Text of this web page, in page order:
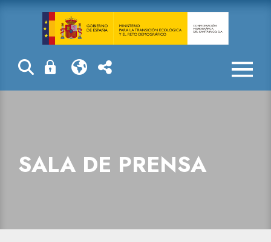
Sala de prensa
SALA DE PRENSA